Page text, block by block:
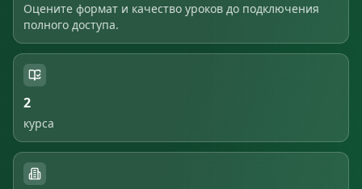
Оцените формат и качество уроков до подключения
полного доступа.
2
курса